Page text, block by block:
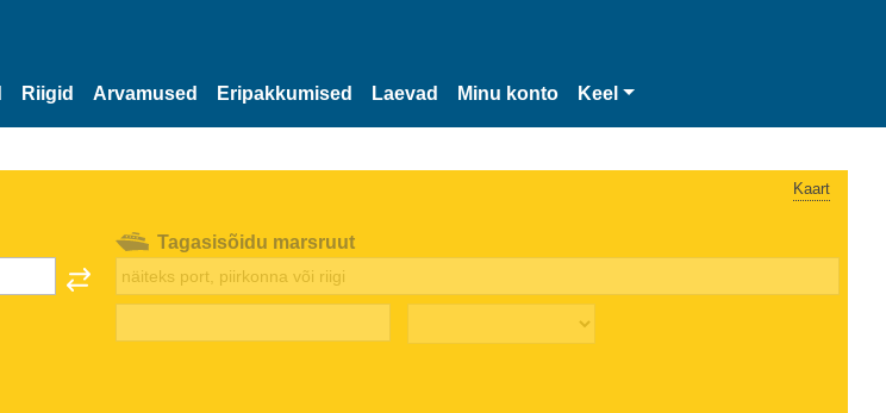
Riigid Arvamused Eripakkumised Laevad Minu konto Keel
Kaart
Tagasisõidu marsruut